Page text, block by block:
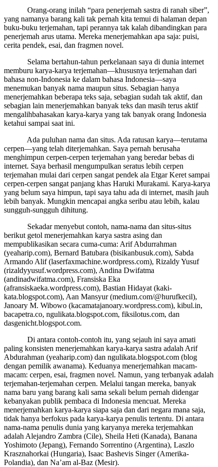
Orang-orang inilah “para penerjemah sastra di ranah siber”,
yang namanya barang kali tak pernah kita temui di halaman depan
buku-buku terjemahan, tapi perannya tak kalah dibandingkan para
penerjemah arus utama. Mereka menerjemahkan apa saja: puisi,
cerita pendek, esai, dan fragmen novel.
Selama bertahun-tahun perkelanaan saya di dunia internet
memburu karya-karya terjemahan—khususnya terjemahan dari
bahasa non-Indonesia ke dalam bahasa Indonesia—saya
menemukan banyak nama maupun situs. Sebagian hanya
menerjemahkan beberapa teks saja, sebagian sudah tak aktif, dan
sebagian lain menerjemahkan banyak teks dan masih terus aktif
mengalihbahasakan karya-karya yang tak banyak orang Indonesia
ketahui sampai saat ini.
Ada puluhan nama dan situs. Ada ratusan karya—terutama
cerpen—yang telah diterjemahkan. Saya pernah berusaha
menghimpun cerpen-cerpen terjemahan yang beredar bebas di
internet. Saya berhasil mengumpulkan seratus lebih cerpen
terjemahan mulai dari cerpen sangat pendek ala Etgar Keret sampai
cerpen-cerpen sangat panjang khas Haruki Murakami. Karya-karya
yang belum saya himpun, tapi saya tahu ada di internet, masih jauh
lebih banyak. Mungkin mencapai angka seribu atau lebih, kalau
sungguh-sungguh dihitung.
Sekadar menyebut contoh, nama-nama dan situs-situs
berikut getol menerjemahkan karya sastra asing dan
mempublikasikan secara cuma-cuma: Arif Abdurrahman
(yeaharip.com), Bernard Batubara (bisikanbusuk.com), Sabda
Armando Alif (laserfaxmachine.wordpress.com), Rizaldy Yusuf
(rizaldyyusuf.wordpress.com), Andina Dwifatma
(andinadwifatma.com), Fransiska Eka
(afransiskaeka.wordpress.com), Bastian Hidayat (kaki-
kata.blogspot.com), Aan Mansyur (medium.com/@hurufkecil),
Janoary M. Wibowo (kacamatajanoary.wordpress.com), kibul.in,
bacapetra.co, ngulikata.blogspot.com, fiksilotus.com, dan
dasgenicht.blogspot.com.
Di antara contoh-contoh itu, yang sejauh ini saya amati
paling konsisten menerjemahkan karya-karya sastra adalah Arif
Abdurahman (yeaharip.com) dan ngulikata.blogspot.com (blog
dengan pemilik awanama). Keduanya menerjemahkan macam-
macam: cerpen, esai, fragmen novel. Namun, yang terbanyak adalah
terjemahan-terjemahan cerpen. Melalui tangan mereka, banyak
nama baru yang barang kali sama sekali belum pernah didengar
kebanyakan publik pembaca di Indonesia mencuat. Mereka
menerjemahkan karya-karya siapa saja dan dari negara mana saja,
tidak hanya berfokus pada karya-karya penulis tertentu. Di antara
nama-nama penulis dunia yang karyanya mereka terjemahkan
adalah Alejandro Zambra (Cile), Sheila Heti (Kanada), Banana
Yoshimoto (Jepang), Fernando Sorrentino (Argentina), Laszlo
Krasznahorkai (Hungaria), Isaac Bashevis Singer (Amerika-
Polandia), dan Na’am al-Baz (Mesir).